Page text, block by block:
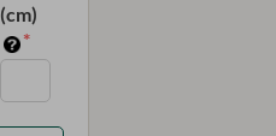
(cm)